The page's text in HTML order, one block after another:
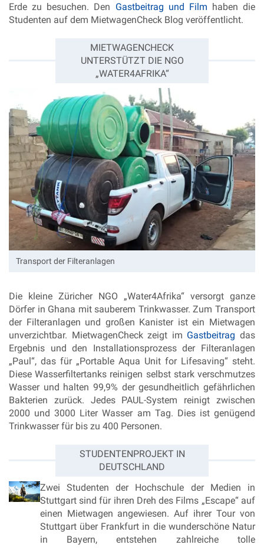
Erde zu besuchen. Den Gastbeitrag und Film haben die
Studenten auf dem MietwagenCheck Blog veröffentlicht.
MIETWAGENCHECK
UNTERSTÜTZT DIE NGO
„WATER4AFRIKA“
Transport der Filteranlagen
Die kleine Züricher NGO „Water4Afrika“ versorgt ganze
Dörfer in Ghana mit sauberem Trinkwasser. Zum Transport
der Filteranlagen und großen Kanister ist ein Mietwagen
unverzichtbar. MietwagenCheck zeigt im Gastbeitrag das
Ergebnis und den Installationsprozess der Filteranlagen
„Paul“, das für „Portable Aqua Unit for Lifesaving“ steht.
Diese Wasserfiltertanks reinigen selbst stark verschmutzes
Wasser und halten 99,9% der gesundheitlich gefährlichen
Bakterien zurück. Jedes PAUL-System reinigt zwischen
2000 und 3000 Liter Wasser am Tag. Dies ist genügend
Trinkwasser für bis zu 400 Personen.
STUDENTENPROJEKT IN
DEUTSCHLAND
Zwei Studenten der Hochschule der Medien in
Stuttgart sind für ihren Dreh des Films „Escape“ auf
einen Mietwagen angewiesen. Auf ihrer Tour von
Stuttgart über Frankfurt in die wunderschöne Natur
in Bayern, entstehen zahlreiche tolle